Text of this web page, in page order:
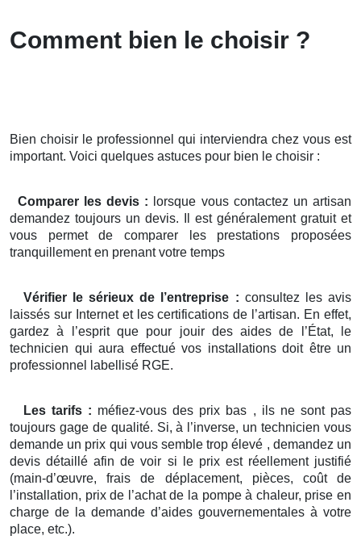
Comment bien le choisir ?
Bien choisir le professionnel qui interviendra chez vous est
important. Voici quelques astuces pour bien le choisir :
Comparer les devis : lorsque vous contactez un artisan
demandez toujours un devis. Il est généralement gratuit et
vous permet de comparer les prestations proposées
tranquillement en prenant votre temps
Vérifier le sérieux de l’entreprise : consultez les avis
laissés sur Internet et les certifications de l’artisan. En effet,
gardez à l’esprit que pour jouir des aides de l’État, le
technicien qui aura effectué vos installations doit être un
professionnel labellisé RGE.
Les tarifs : méfiez-vous des prix bas , ils ne sont pas
toujours gage de qualité. Si, à l’inverse, un technicien vous
demande un prix qui vous semble trop élevé , demandez un
devis détaillé afin de voir si le prix est réellement justifié
(main-d’œuvre, frais de déplacement, pièces, coût de
l’installation, prix de l’achat de la pompe à chaleur, prise en
charge de la demande d’aides gouvernementales à votre
place, etc.).